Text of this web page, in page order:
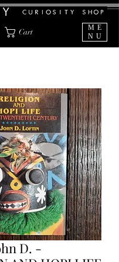
Cart
ME
NU
D. -